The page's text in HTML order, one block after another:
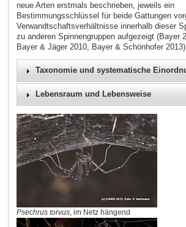
neue Arten erstmals beschrieben, jeweils ein
Bestimmungsschlüssel für beide Gattungen
Verwandtschaftsverhältnisse innerhalb dieser
zu anderen Spinnengruppen aufgezeigt (Bayer
Bayer & Jäger 2010, Bayer & Schönhofer 2013).
Taxonomie und systematische
Lebensraum und Lebensweise
Psechrus torvus, im Netz hängend